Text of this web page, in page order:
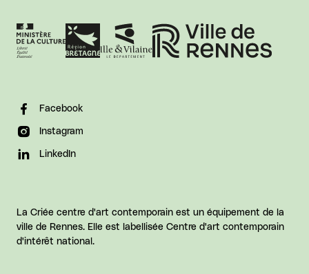
Facebook
Instagram
LinkedIn
La Criée centre d'art contemporain est un équipement de la
ville de Rennes. Elle est labellisée Centre d'art contemporain
d'intérêt national.